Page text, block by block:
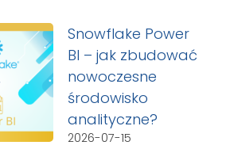
Snowflake Power
BI – jak zbudować
nowoczesne
środowisko
analityczne?
2026-07-15